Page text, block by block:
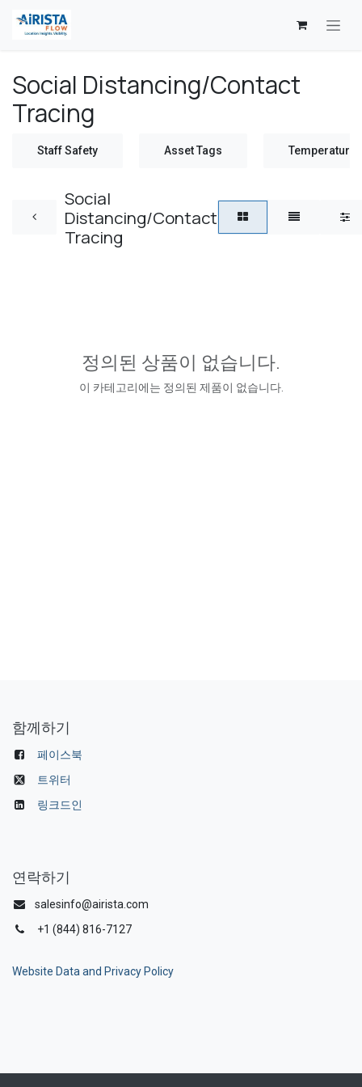
Social Distancing/Contact
Tracing
Staff Safety Asset Tags Temperature
Social
Distancing/Contact
Tracing
정의된 상품이 없습니다.
이 카테고리에는 정의된 제품이 없습니다.
함께하기
페이스북
트위터
링크드인
연락하기
salesinfo@airista.com
+1 (844) 816-7127
Website Data and Privacy Policy